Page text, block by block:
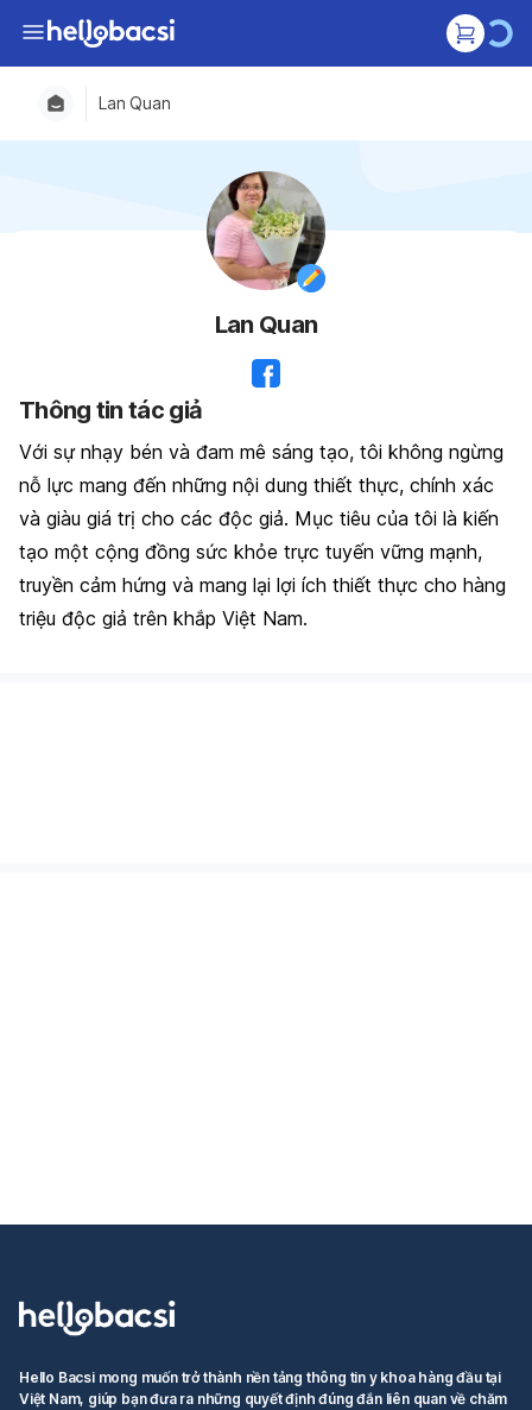
Lan Quan
Lan Quan
Thông tin tác giả
Với sự nhạy bén và đam mê sáng tạo, tôi không ngừng
nỗ lực mang đến những nội dung thiết thực, chính xác
và giàu giá trị cho các độc giả. Mục tiêu của tôi là kiến
tạo một cộng đồng sức khỏe trực tuyến vững mạnh,
truyền cảm hứng và mang lại lợi ích thiết thực cho hàng
triệu độc giả trên khắp Việt Nam.
Hello Bacsi mong muốn trở thành nền tảng thông tin y khoa hàng đầu tại
Việt Nam, giúp bạn đưa ra những quyết định đúng đắn liên quan về chăm